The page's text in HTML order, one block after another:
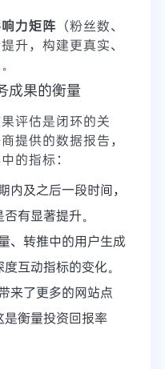
力矩阵 （粉丝数、
升，构建更真实、
成果的衡量
评估是闭环的关
提供的数据报告，
的指标：
内及之后一段时间，
否有显著提升。
、转推中的用户生成
互动指标的变化。
来了更多的网站点
衡量投资回报率